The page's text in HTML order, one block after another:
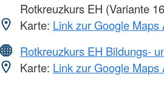
Rotkreuzkurs EH (Variante
Karte: Link zur Google Maps
Rotkreuzkurs EH Bildungs-
Karte: Link zur Google Maps